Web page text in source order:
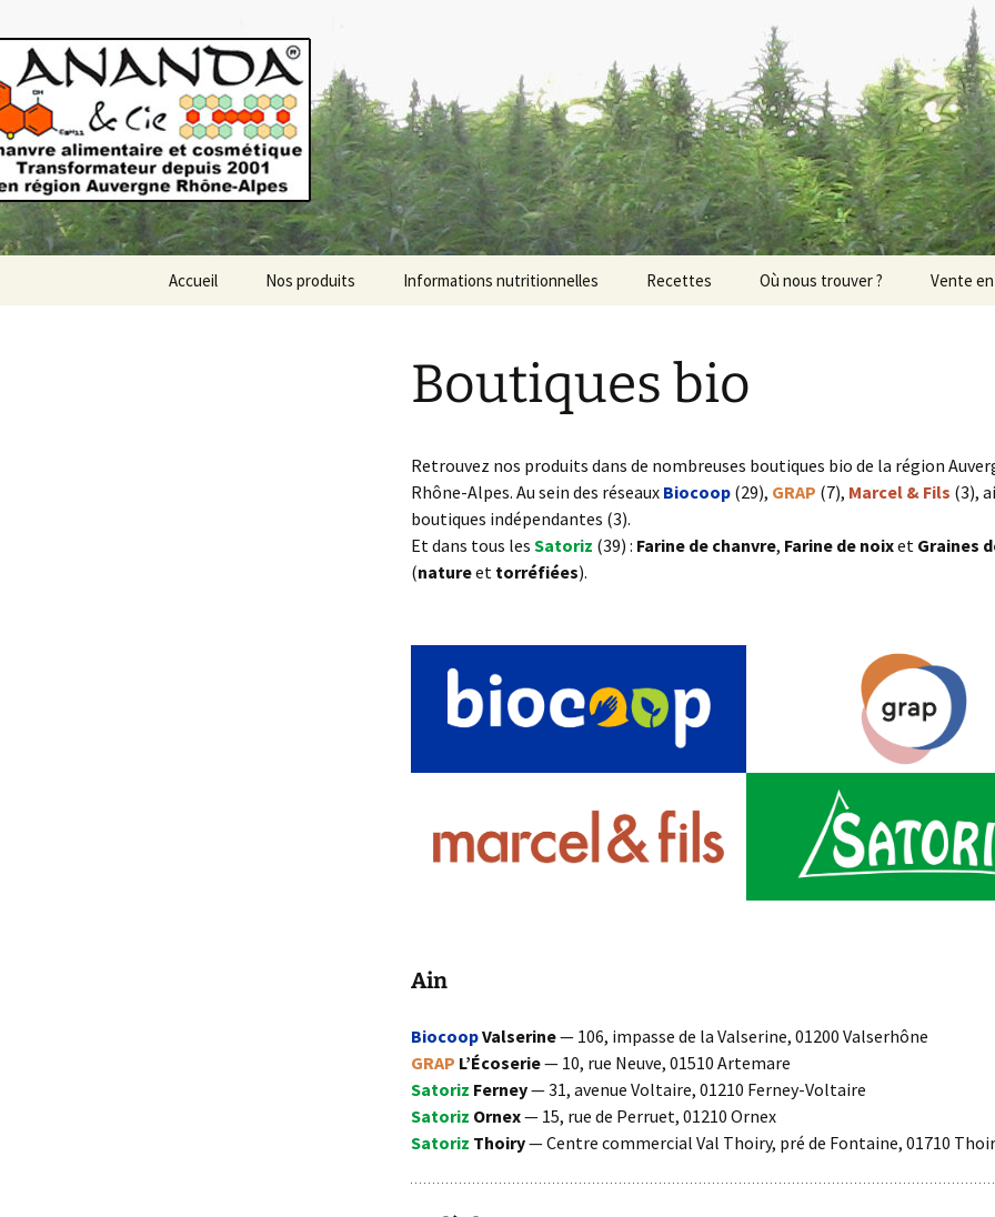
Ananda & Cie
Producteur, transformateur de chanvre biologique en Rhône Alpes (huile de
Accueil Nos produits Informations nutritionnelles Recettes Où nous trouver ? Vente
Boutiques bio
Retrouvez nos produits dans de nombreuses boutiques bio de la région
Rhône-Alpes. Au sein des réseaux Biocoop (29), GRAP (7), Marcel & Fils (3),
boutiques indépendantes (3).
Et dans tous les Satoriz (39) : Farine de chanvre, Farine de noixet Graines
(natureet torréfiées).
Ain
BiocoopValserine— 106, impasse de la Valserine, 01200 Valserhône
GRAP L’Écoserie— 10, rue Neuve, 01510 Artemare
Satoriz Ferney— 31, avenue Voltaire, 01210 Ferney-Voltaire
Satoriz Ornex— 15, rue de Perruet, 01210 Ornex
Satoriz Thoiry— Centre commercial Val Thoiry, pré de Fontaine, 01710